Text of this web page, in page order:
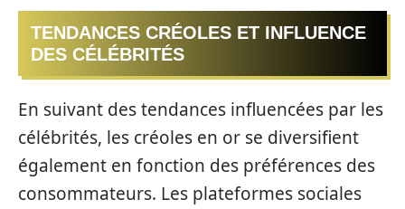
TENDANCES CRÉOLES ET INFLUENCE
DES CÉLÉBRITÉS
En suivant des tendances influencées par les
célébrités, les créoles en or se diversifient
également en fonction des préférences des
consommateurs. Les plateformes sociales